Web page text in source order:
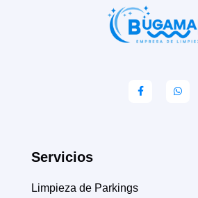
Servicios
Limpieza de Parkings